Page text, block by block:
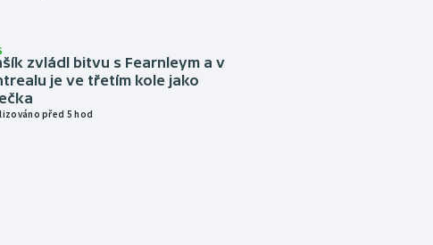
zvládl bitvu s Fearnleym a v
je ve třetím kole jako
před 5 hod